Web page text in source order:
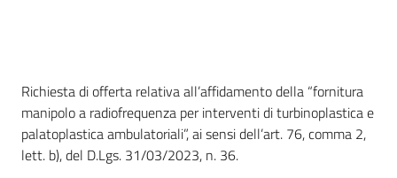
Seguici
su
Dati del bando
Richiesta di offerta relativa all’affidamento della “fornitura
manipolo a radiofrequenza per interventi di turbinoplastica e
palatoplastica ambulatoriali”, ai sensi dell’art. 76, comma 2,
lett. b), del D.Lgs. 31/03/2023, n. 36.